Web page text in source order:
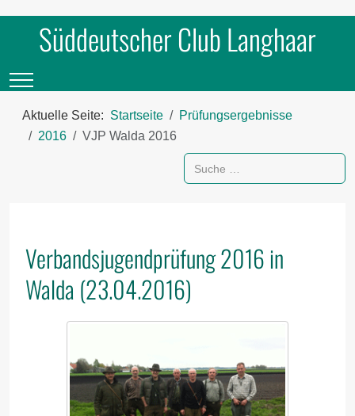
Süddeutscher Club Langhaar
Mobile Menu Toggle
Aktuelle Seite: Startseite
Prüfungsergebnisse
2016
VJP Walda 2016
Suchen
Verbandsjugendprüfung 2016 in
Walda (23.04.2016)